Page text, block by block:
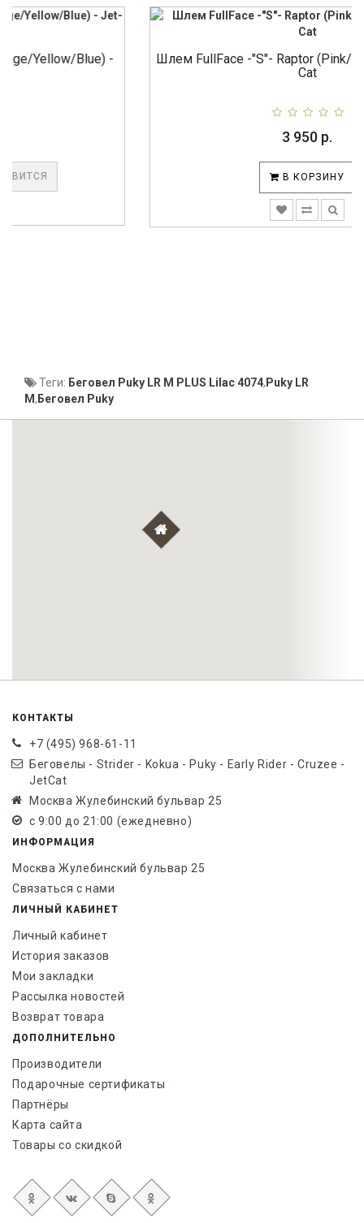
Blue) -
Шлем FullFace -"S"- Raptor (Pink/Purple/
В КОРЗИНУ
Теги: Беговел Puky LR M PLUS Lilac 4074, Puky LR
M, Беговел Puky
КОНТАКТЫ
+7 (495) 968-61-11
Беговелы - Strider - Kokua - Puky - Early Rider - Cruzee -
JetCat
Москва Жулебинский бульвар 25
с 9:00 до 21:00 (ежедневно)
ИНФОРМАЦИЯ
Москва Жулебинский бульвар 25
Связаться с нами
ЛИЧНЫЙ КАБИНЕТ
Личный кабинет
История заказов
Мои закладки
Рассылка новостей
Возврат товара
ДОПОЛНИТЕЛЬНО
Производители
Подарочные сертификаты
Партнёры
Карта сайта
Товары со скидкой